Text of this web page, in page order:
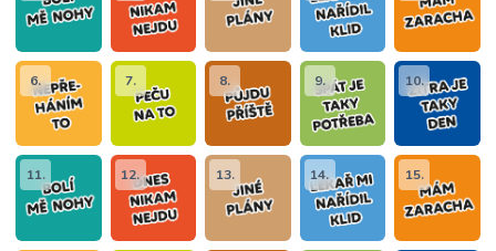
6. 7. 8. 9. 10.
11. 12. 13. 14. 15.